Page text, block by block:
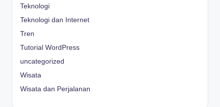
Teknologi
Teknologi dan Internet
Tren
Tutorial WordPress
uncategorized
Wisata
Wisata dan Perjalanan